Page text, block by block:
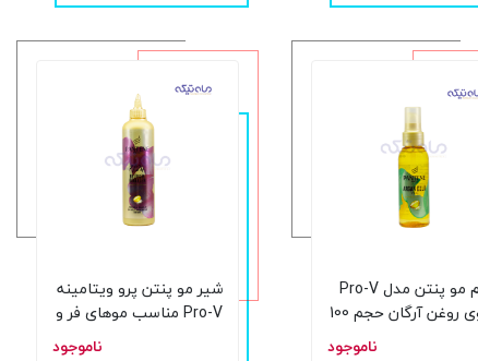
سرم مو پنتن مدل Pro-V
حاوی روغن آرگان حجم 100
ناموجود
شیر مو پنتن پرو ویتامینه
Pro-V مناسب موهای فر و
حالت دار حجم 300 میلی
ناموجود